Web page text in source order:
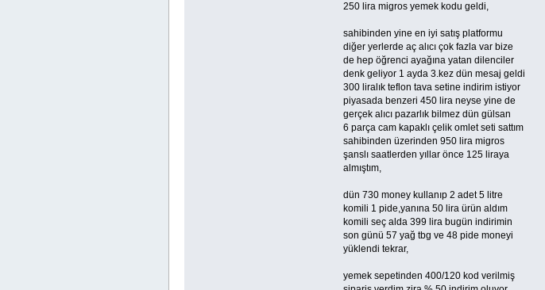
250 lira migros yemek kodu geldi,
sahibinden yine en iyi satış platformu
diğer yerlerde aç alıcı çok fazla var bize
de hep öğrenci ayağına yatan dilenciler
denk geliyor 1 ayda 3.kez dün mesaj geldi
300 liralık teflon tava setine indirim istiyor
piyasada benzeri 450 lira neyse yine de
gerçek alıcı pazarlık bilmez dün gülsan
6 parça cam kapaklı çelik omlet seti sattım
sahibinden üzerinden 950 lira migros
şanslı saatlerden yıllar önce 125 liraya
almıştım,
dün 730 money kullanıp 2 adet 5 litre
komili 1 pide,yanına 50 lira ürün aldım
komili seç alda 399 lira bugün indirimin
son günü 57 yağ tbg ve 48 pide moneyi
yüklendi tekrar,
yemek sepetinden 400/120 kod verilmiş